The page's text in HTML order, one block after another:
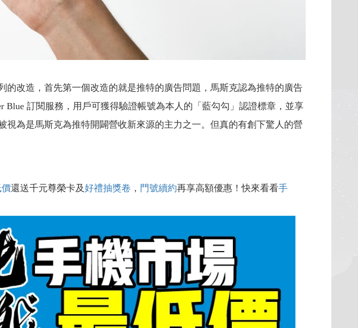
改造，首先第一個改造的就是推特的廣告問題，馬斯克認為推特的廣告
訂閱服務，用戶可獲得驗證帳號為本人的「藍勾勾」認證標章，並享
為是馬斯克為推特開闢營收新來源的主力之一。但真的有創下驚人的營
還送千元尊榮卡及好禮抽獎卷 ， 門號續約再享高額優惠！快來看看手